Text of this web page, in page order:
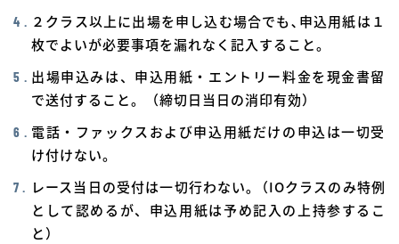
２クラス以上に出場を申し込む場合でも､申込用紙は１
枚でよいが必要事項を漏れなく記入すること。
出場申込みは、申込用紙・エントリー料金を現金書留
で送付すること。（締切日当日の消印有効）
電話・ファックスおよび申込用紙だけの申込は一切受
け付けない。
レース当日の受付は一切行わない｡（IOクラスのみ特例
として認めるが、申込用紙は予め記入の上持参するこ
と）